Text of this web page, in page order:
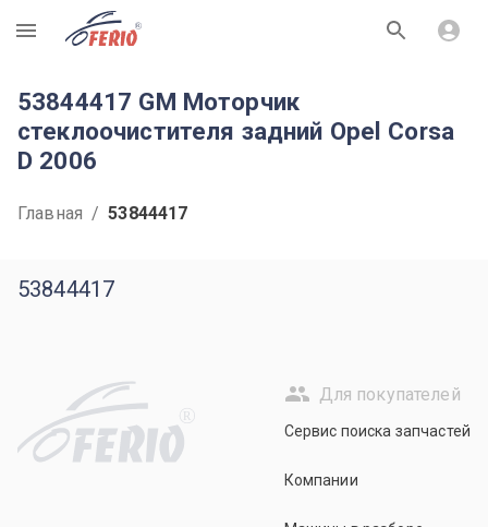
R
53844417 GM Моторчик
стеклоочистителя задний Opel Corsa
D 2006
Главная / 53844417
53844417
R
Для покупателей
Сервис поиска запчастей
Компании